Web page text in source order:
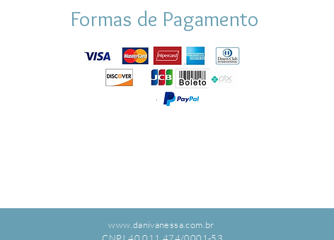
Formas de Pagamento
www.danivanessa.com.br